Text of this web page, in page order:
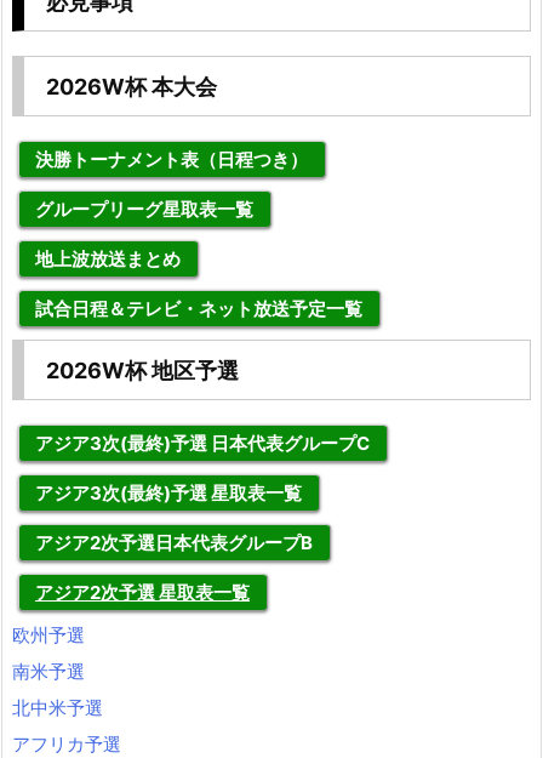
2026W杯 本大会
決勝トーナメント表（日程つき）
グループリーグ星取表一覧
地上波放送まとめ
試合日程＆テレビ・ネット放送予定一覧
2026W杯 地区予選
アジア3次(最終)予選 日本代表グループC
アジア3次(最終)予選 星取表一覧
アジア2次予選日本代表グループB
アジア2次予選 星取表一覧
欧州予選
南米予選
北中米予選
アフリカ予選